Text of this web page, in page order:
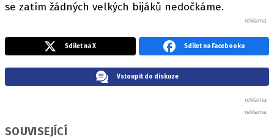
se zatím žádných velkých bijáků nedočkáme.
Sdílet na X Sdílet na Facebooku
Vstoupit do diskuze
SOUVISEJÍCÍ